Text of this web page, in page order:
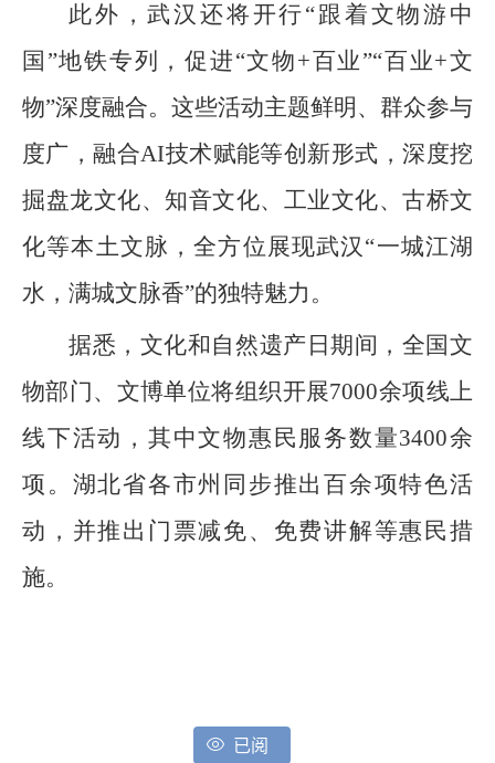
此外，武汉还将开行“跟着文物游中
国”地铁专列，促进“文物+百业”“百业+文
物”深度融合。这些活动主题鲜明、群众参与
度广，融合AI技术赋能等创新形式，深度挖
掘盘龙文化、知音文化、工业文化、古桥文
化等本土文脉，全方位展现武汉“一城江湖
水，满城文脉香”的独特魅力。
据悉，文化和自然遗产日期间，全国文
物部门、文博单位将组织开展7000余项线上
线下活动，其中文物惠民服务数量3400余
项。湖北省各市州同步推出百余项特色活
动，并推出门票减免、免费讲解等惠民措
施。
已阅